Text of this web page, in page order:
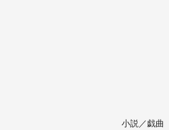
小説／戯曲